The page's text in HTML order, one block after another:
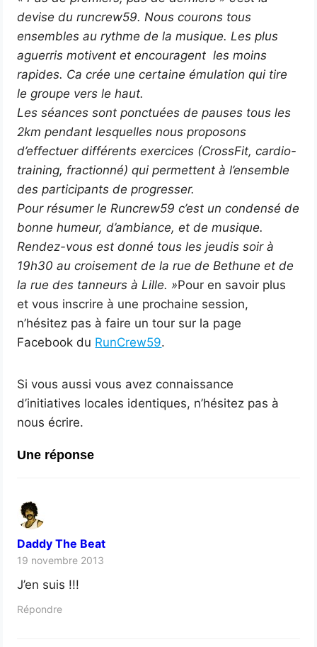
devise du runcrew59. Nous courons tous
ensembles au rythme de la musique. Les plus
aguerris motivent et encouragent les moins
rapides. Ca crée une certaine émulation qui tire
le groupe vers le haut.
Les séances sont ponctuées de pauses tous les
2km pendant lesquelles nous proposons
d’effectuer différents exercices (CrossFit, cardio-
training, fractionné) qui permettent à l’ensemble
des participants de progresser.
Pour résumer le Runcrew59 c’est un condensé de
bonne humeur, d’ambiance, et de musique.
Rendez-vous est donné tous les jeudis soir à
19h30 au croisement de la rue de Bethune et de
la rue des tanneurs à Lille. »Pour en savoir plus
et vous inscrire à une prochaine session,
n’hésitez pas à faire un tour sur la page
Facebook du RunCrew59.
Si vous aussi vous avez connaissance
d’initiatives locales identiques, n’hésitez pas à
nous écrire.
Une réponse
Daddy The Beat
19 novembre 2013
J’en suis !!!
Répondre